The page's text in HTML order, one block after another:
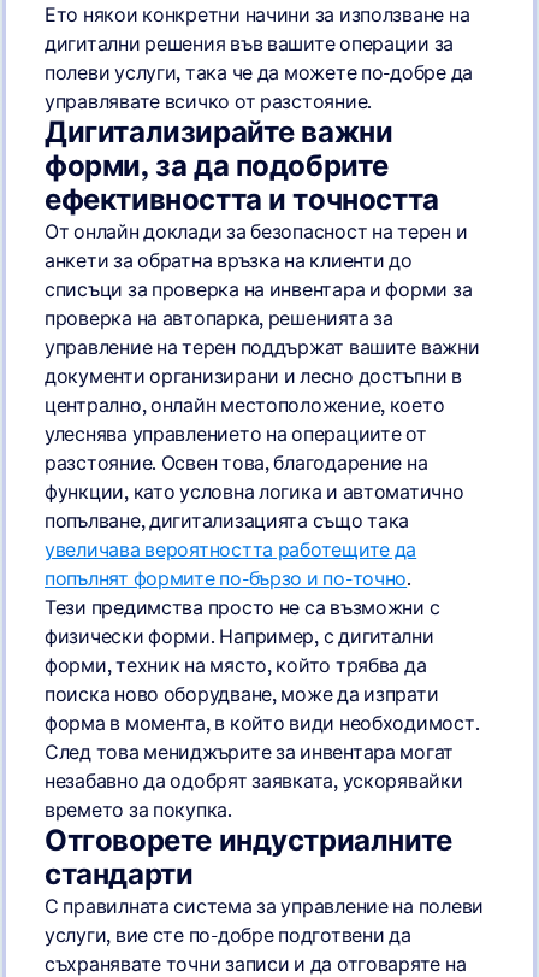
Ето някои конкретни начини за използване на
дигитални решения във вашите операции за
полеви услуги, така че да можете по-добре да
управлявате всичко от разстояние.
Дигитализирайте важни
форми, за да подобрите
ефективността и точността
От онлайн доклади за безопасност на терен и
анкети за обратна връзка на клиенти до
списъци за проверка на инвентара и форми за
проверка на автопарка, решенията за
управление на терен поддържат вашите важни
документи организирани и лесно достъпни в
централно, онлайн местоположение, което
улеснява управлението на операциите от
разстояние. Освен това, благодарение на
функции, като условна логика и автоматично
попълване, дигитализацията също така
увеличава вероятността работещите да
попълнят формите по-бързо и по-точно.
Тези предимства просто не са възможни с
физически форми. Например, с дигитални
форми, техник на място, който трябва да
поиска ново оборудване, може да изпрати
форма в момента, в който види необходимост.
След това мениджърите за инвентара могат
незабавно да одобрят заявката, ускорявайки
времето за покупка.
Отговорете индустриалните
стандарти
С правилната система за управление на полеви
услуги, вие сте по-добре подготвени да
съхранявате точни записи и да отговаряте на